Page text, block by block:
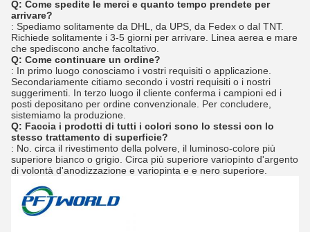
Q: Come spedite le merci e quanto tempo prendete per
arrivare?
: Spediamo solitamente da DHL, da UPS, da Fedex o dal TNT.
Richiede solitamente i 3-5 giorni per arrivare. Linea aerea e mare
che spediscono anche facoltativo.
Q: Come continuare un ordine?
: In primo luogo conosciamo i vostri requisiti o applicazione.
Secondariamente citiamo secondo i vostri requisiti o i nostri
suggerimenti. In terzo luogo il cliente conferma i campioni ed i
posti depositano per ordine convenzionale. Per concludere,
sistemiamo la produzione.
Q: Faccia i prodotti di tutti i colori sono lo stessi con lo
stesso trattamento di superficie?
: No. circa il rivestimento della polvere, il luminoso-colore più
superiore bianco o grigio. Circa più superiore variopinto d'argento
di volontà d'anodizzazione e variopinta e e nero superiore.